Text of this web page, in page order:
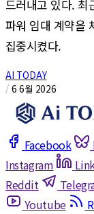
드러내고 있다. 최
파워 임대 계약을
집중시켰다.
AI TODAY
/ 6 6월 2026
Facebook
Instagram
Reddit
Youtube